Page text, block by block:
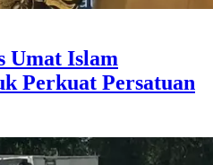
Umat Islam
Perkuat Persatuan